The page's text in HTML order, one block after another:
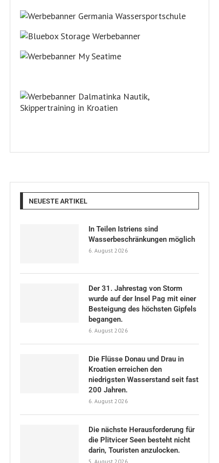
NEUESTE ARTIKEL
In Teilen Istriens sind
Wasserbeschränkungen möglich
6. August 2026
Der 31. Jahrestag von Storm
wurde auf der Insel Pag mit einer
Besteigung des höchsten Gipfels
begangen.
6. August 2026
Die Flüsse Donau und Drau in
Kroatien erreichen den
niedrigsten Wasserstand seit fast
200 Jahren.
6. August 2026
Die nächste Herausforderung für
die Plitvicer Seen besteht nicht
darin, Touristen anzulocken.
5. August 2026